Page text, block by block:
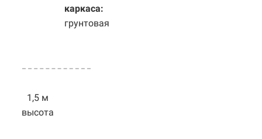
каркаса:
грунтовая
1,5 м
высота